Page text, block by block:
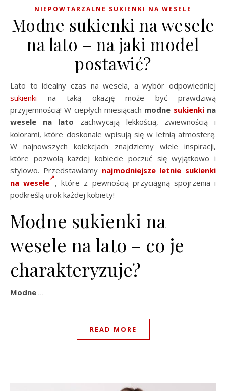
NIEPOWTARZALNE SUKIENKI NA WESELE
Modne sukienki na wesele
na lato – na jaki model
postawić?
Lato to idealny czas na wesela, a wybór odpowiedniej
sukienki na taką okazję może być prawdziwą
przyjemnością! W ciepłych miesiącach modne sukienkina
wesele na lato zachwycają lekkością, zwiewnością i
kolorami, które doskonale wpisują się w letnią atmosferę.
W najnowszych kolekcjach znajdziemy wiele inspiracji,
które pozwolą każdej kobiecie poczuć się wyjątkowo i
stylowo. Przedstawiamy najmodniejsze letnie sukienki
na wesele , które z pewnością przyciągną spojrzenia i
podkreślą urok każdej kobiety!
Modne sukienki na
wesele na lato – co je
charakteryzuje?
Modne …
READ MORE